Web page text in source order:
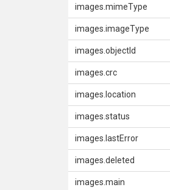
images.mimeType
images.imageType
images.objectId
images.crc
images.location
images.status
images.lastError
images.deleted
images.main